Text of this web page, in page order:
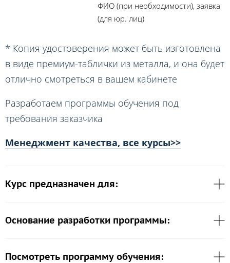
ФИО (при необходимости), заявка
(для юр. лиц)
* Копия удостоверения может быть изготовлена
в виде премиум-таблички из металла, и она будет
отлично смотреться в вашем кабинете
Разработаем программы обучения под
требования заказчика
Менеджмент качества, все курсы>>
Курс предназначен для:
Основание разработки программы:
Посмотреть программу обучения: